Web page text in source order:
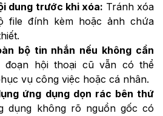
dung trước khi xóa: Tránh xóa
file đính kèm hoặc ảnh chứa
bộ tin nhắn nếu không cần
đoạn hội thoại cũ vẫn có thể
vụ công việc hoặc cá nhân.
ứng dụng dọn rác bên thứ
dụng không rõ nguồn gốc có